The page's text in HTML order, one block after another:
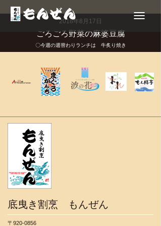
Toggle
navigation
2018年8月17日
ごろごろ野菜の麻婆豆腐
〇今週の週替わりランチは 牛炙り焼き
底曳き割烹 もんぜん
〒920-0856